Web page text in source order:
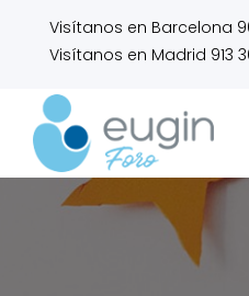
Visítanos en Barcelona
Visítanos en Madrid 913